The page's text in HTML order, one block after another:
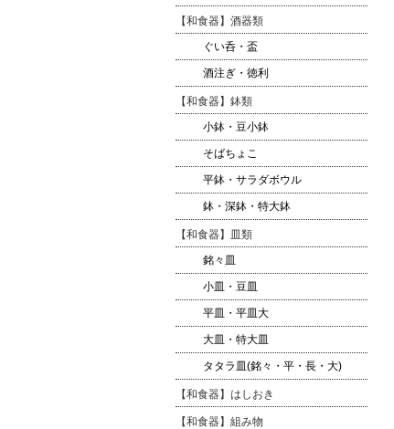
【和食器】酒器類
ぐい呑・盃
酒注ぎ・徳利
【和食器】鉢類
小鉢・豆小鉢
そばちょこ
平鉢・サラダボウル
鉢・深鉢・特大鉢
【和食器】皿類
銘々皿
小皿・豆皿
平皿・平皿大
大皿・特大皿
タタラ皿(銘々・平・長・大)
【和食器】はしおき
【和食器】組み物